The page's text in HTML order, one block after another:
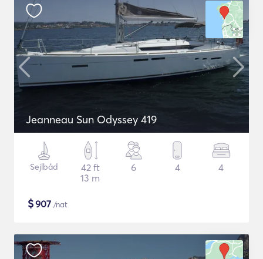
Jeanneau Sun Odyssey 419
Sejlbåd
42 ft
13 m
6 4 4
$907 /nat